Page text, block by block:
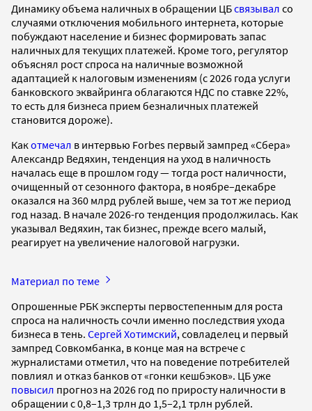
Динамику объема наличных в обращении ЦБсвязывал со
случаями отключения мобильного интернета, которые
побуждают население и бизнес формировать запас
наличных для текущих платежей. Кроме того, регулятор
объяснял рост спроса на наличные возможной
адаптацией к налоговым изменениям (с 2026 года услуги
банковского эквайринга облагаются НДС по ставке 22%,
то есть для бизнеса прием безналичных платежей
становится дороже).
Какотмечал в интервью Forbes первый зампред «Сбера»
Александр Ведяхин, тенденция на уход в наличность
началась еще в прошлом году — тогда рост наличности,
очищенный от сезонного фактора, в ноябре–декабре
оказался на 360 млрд рублей выше, чем за тот же период
год назад. В начале 2026-го тенденция продолжилась. Как
указывал Ведяхин, так бизнес, прежде всего малый,
реагирует на увеличение налоговой нагрузки.
Материал по теме
Опрошенные РБК эксперты первостепенным для роста
спроса на наличность сочли именно последствия ухода
бизнеса в тень. Сергей Хотимский, совладелец и первый
зампред Совкомбанка, в конце мая на встрече с
журналистами отметил, что на поведение потребителей
повлиял и отказ банков от «гонки кешбэков». ЦБ уже
повысил прогноз на 2026 год по приросту наличности в
обращении с 0,8–1,3 трлн до 1,5–2,1 трлн рублей.